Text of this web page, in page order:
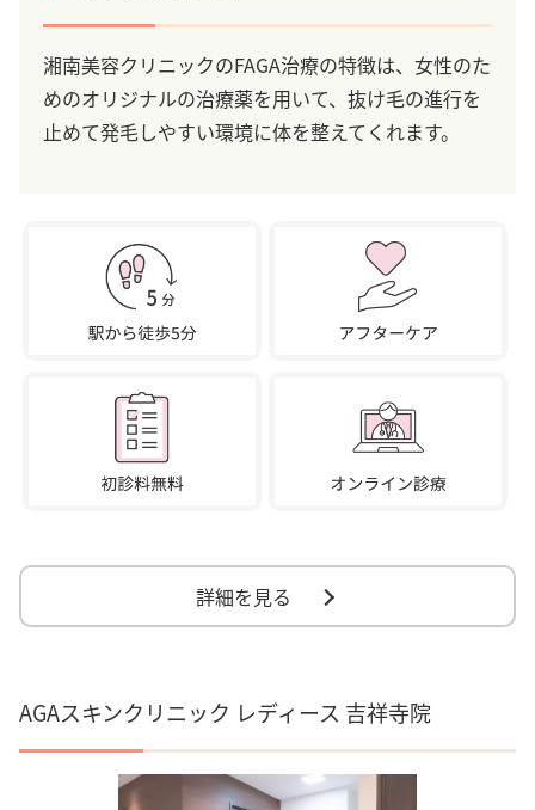
湘南美容クリニックのFAGA治療の特徴は、女性のた
めのオリジナルの治療薬を用いて、抜け毛の進行を
止めて発毛しやすい環境に体を整えてくれます。
詳細を見る
AGAスキンクリニック レディース 吉祥寺院